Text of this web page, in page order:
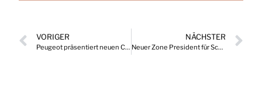
VORIGER
Peugeot präsentiert neuen Chief Executive Officer (CEO)
NÄCHSTER
Neuer Zone President für Schneider Electric DACH